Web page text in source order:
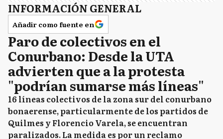
INFORMACIÓN GENERAL
Añadir como fuente en
Paro de colectivos en el
Conurbano: Desde la UTA
advierten que a la protesta
"podrían sumarse más líneas"
16 líneas colectivos de la zona sur del conurbano
bonaerense, particularmente de los partidos de
Quilmes y Florencio Varela, se encuentran
paralizados. La medida es por un reclamo